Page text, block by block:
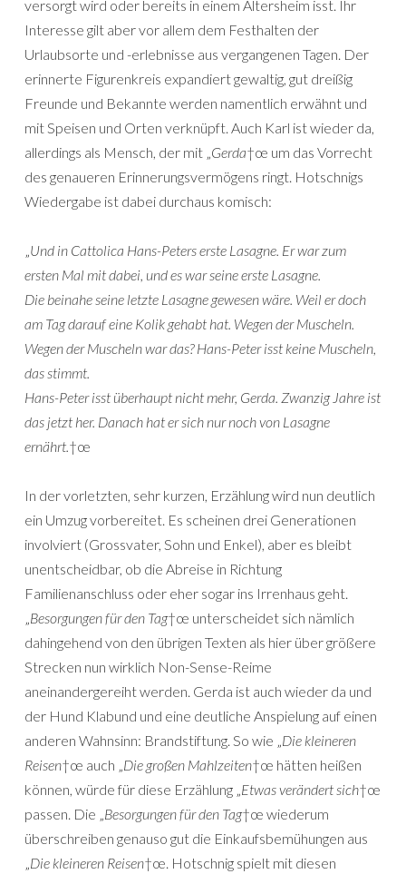
versorgt wird oder bereits in einem Altersheim isst. Ihr
Interesse gilt aber vor allem dem Festhalten der
Urlaubsorte und -erlebnisse aus vergangenen Tagen. Der
erinnerte Figurenkreis expandiert gewaltig, gut dreißig
Freunde und Bekannte werden namentlich erwähnt und
mit Speisen und Orten verknüpft. Auch Karl ist wieder da,
allerdings als Mensch, der mit „Gerda†œ um das Vorrecht
des genaueren Erinnerungsvermögens ringt. Hotschnigs
Wiedergabe ist dabei durchaus komisch:
„Und in Cattolica Hans-Peters erste Lasagne. Er war zum
ersten Mal mit dabei, und es war seine erste Lasagne.
Die beinahe seine letzte Lasagne gewesen wäre. Weil er doch
am Tag darauf eine Kolik gehabt hat. Wegen der Muscheln.
Wegen der Muscheln war das? Hans-Peter isst keine Muscheln,
das stimmt.
Hans-Peter isst überhaupt nicht mehr, Gerda. Zwanzig Jahre ist
das jetzt her. Danach hat er sich nur noch von Lasagne
ernährt.†œ
In der vorletzten, sehr kurzen, Erzählung wird nun deutlich
ein Umzug vorbereitet. Es scheinen drei Generationen
involviert (Grossvater, Sohn und Enkel), aber es bleibt
unentscheidbar, ob die Abreise in Richtung
Familienanschluss oder eher sogar ins Irrenhaus geht.
„Besorgungen für den Tag†œ unterscheidet sich nämlich
dahingehend von den übrigen Texten als hier über größere
Strecken nun wirklich Non-Sense-Reime
aneinandergereiht werden. Gerda ist auch wieder da und
der Hund Klabund und eine deutliche Anspielung auf einen
anderen Wahnsinn: Brandstiftung. So wie „Die kleineren
Reisen†œ auch „Die großen Mahlzeiten†œ hätten heißen
können, würde für diese Erzählung „Etwas verändert sich†œ
passen. Die „Besorgungen für den Tag†œ wiederum
überschreiben genauso gut die Einkaufsbemühungen aus
„Die kleineren Reisen†œ. Hotschnig spielt mit diesen